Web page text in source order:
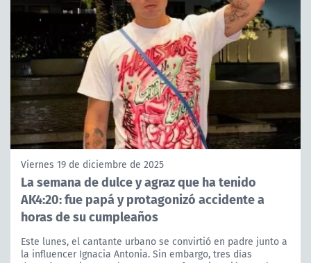
Viernes 19 de diciembre de 2025
La semana de dulce y agraz que ha tenido
AK4:20: fue papá y protagonizó accidente a
horas de su cumpleaños
Este lunes, el cantante urbano se convirtió en padre junto a
la influencer Ignacia Antonia. Sin embargo, tres días